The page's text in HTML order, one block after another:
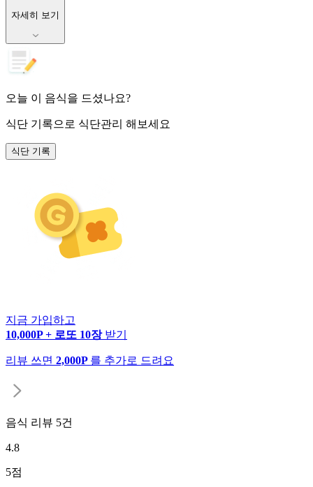
자세히 보기
오늘 이 음식을 드셨나요?
식단 기록으로 식단관리 해보세요
식단 기록
지금 가입하고
10,000P + 로또 10장 받기
리뷰 쓰면 2,000P 를 추가로 드려요
음식 리뷰 5건
4.8
5점